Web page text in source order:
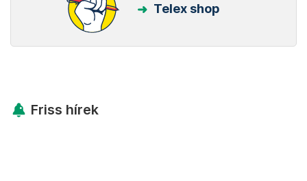
Telex shop
Friss hírek